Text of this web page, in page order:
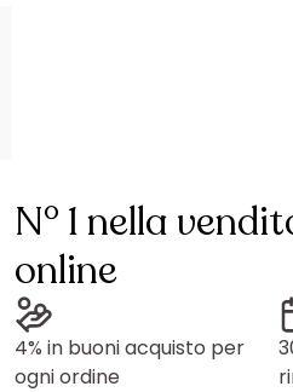
N° 1 nella
online
4% in buoni acquisto per
ogni ordine